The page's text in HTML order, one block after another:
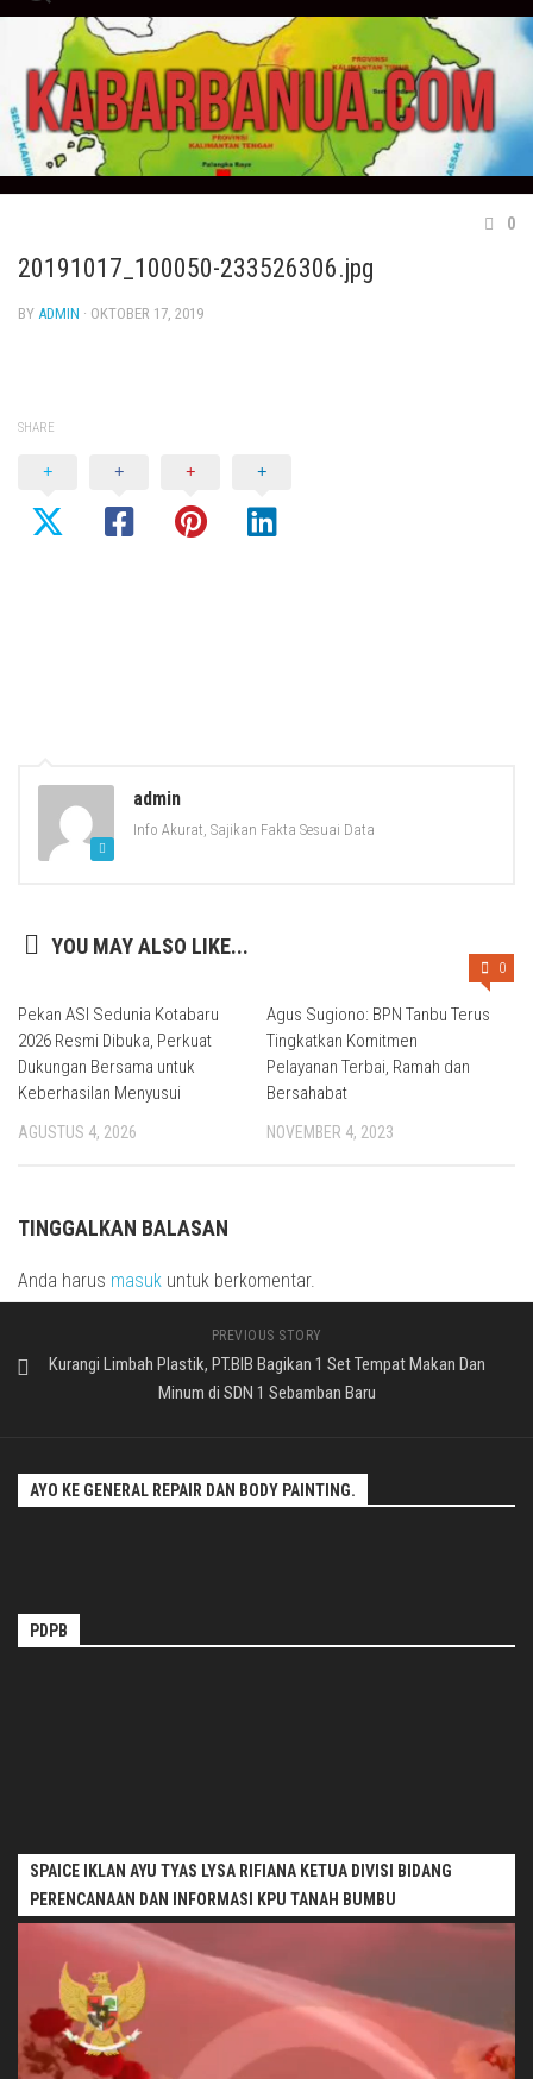
Skip
content
0
20191017_100050-233526306.jpg
BY ADMIN · OKTOBER 17, 2019
SHARE
admin
Info Akurat, Sajikan Fakta Sesuai Data
YOU MAY ALSO LIKE...
Pekan ASI Sedunia Kotabaru
2026 Resmi Dibuka, Perkuat
Dukungan Bersama untuk
Keberhasilan Menyusui
AGUSTUS 4, 2026
0
Agus Sugiono: BPN Tanbu Terus
Tingkatkan Komitmen
Pelayanan Terbai, Ramah dan
Bersahabat
NOVEMBER 4, 2023
TINGGALKAN BALASAN
Anda harus masuk untuk berkomentar.
PREVIOUS STORY
Kurangi Limbah Plastik, PT.BIB Bagikan 1 Set Tempat Makan Dan
Minum di SDN 1 Sebamban Baru
AYO KE GENERAL REPAIR DAN BODY PAINTING.
PDPB
SPAICE IKLAN AYU TYAS LYSA RIFIANA KETUA DIVISI BIDANG
PERENCANAAN DAN INFORMASI KPU TANAH BUMBU
Pemutar